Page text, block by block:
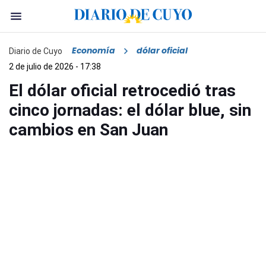
Diario de Cuyo Economía dólar oficial
2 de julio de 2026 - 17:38
El dólar oficial retrocedió tras
cinco jornadas: el dólar blue, sin
cambios en San Juan